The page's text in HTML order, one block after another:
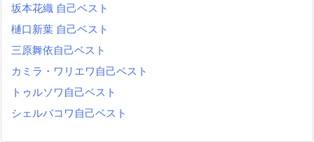
坂本花織 自己ベスト
樋口新葉 自己ベスト
三原舞依自己ベスト
カミラ・ワリエワ自己ベスト
トゥルソワ自己ベスト
シェルバコワ自己ベスト